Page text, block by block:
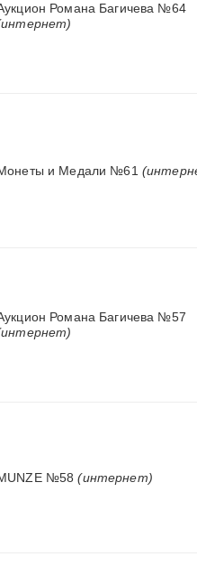
Романа Багичева №64
и Медали №61
Романа Багичева №57
№58(интернет)